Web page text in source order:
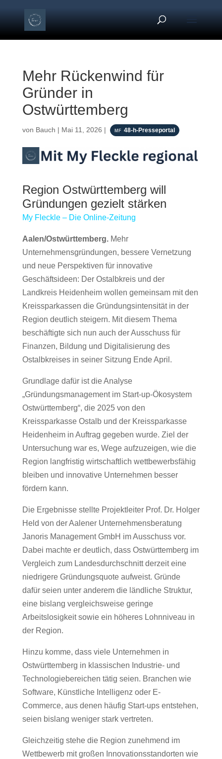
Mehr Rückenwind für
Gründer in
Ostwürttemberg
von Bauch | Mai 11, 2026 | 48-h-Presseportal
Region Ostwürttemberg will
Gründungen gezielt stärken
My Fleckle – Die Online-Zeitung
Aalen/Ostwürttemberg.Mehr
Unternehmensgründungen, bessere Vernetzung
und neue Perspektiven für innovative
Geschäftsideen: Der Ostalbkreisund der
Landkreis Heidenheimwollen gemeinsam mit den
Kreissparkassen die Gründungsintensität in der
Region deutlich steigern. Mit diesem Thema
beschäftigte sich nun auch der Ausschuss für
Finanzen, Bildung und Digitalisierung des
Ostalbkreises in seiner Sitzung Ende April.
Grundlage dafür ist die Analyse
„Gründungsmanagement im Start-up-Ökosystem
Ostwürttemberg“, die 2025 von den
Kreissparkasse Ostalbund der Kreissparkasse
Heidenheimin Auftrag gegeben wurde. Ziel der
Untersuchung war es, Wege aufzuzeigen, wie die
Region langfristig wirtschaftlich wettbewerbsfähig
bleiben und innovative Unternehmen besser
fördern kann.
Die Ergebnisse stellte Projektleiter Prof. Dr. Holger
Held von der Aalener Unternehmensberatung
Janoris Management GmbH im Ausschuss vor.
Dabei machte er deutlich, dass Ostwürttemberg im
Vergleich zum Landesdurchschnitt derzeit eine
niedrigere Gründungsquote aufweist. Gründe
dafür seien unter anderem die ländliche Struktur,
eine bislang vergleichsweise geringe
Arbeitslosigkeit sowie ein höheres Lohnniveau in
der Region.
Hinzu komme, dass viele Unternehmen in
Ostwürttemberg in klassischen Industrie- und
Technologiebereichen tätig seien. Branchen wie
Software, Künstliche Intelligenz oder E-
Commerce, aus denen häufig Start-ups entstehen,
seien bislang weniger stark vertreten.
Gleichzeitig stehe die Region zunehmend im
Wettbewerb mit großen Innovationsstandorten wie